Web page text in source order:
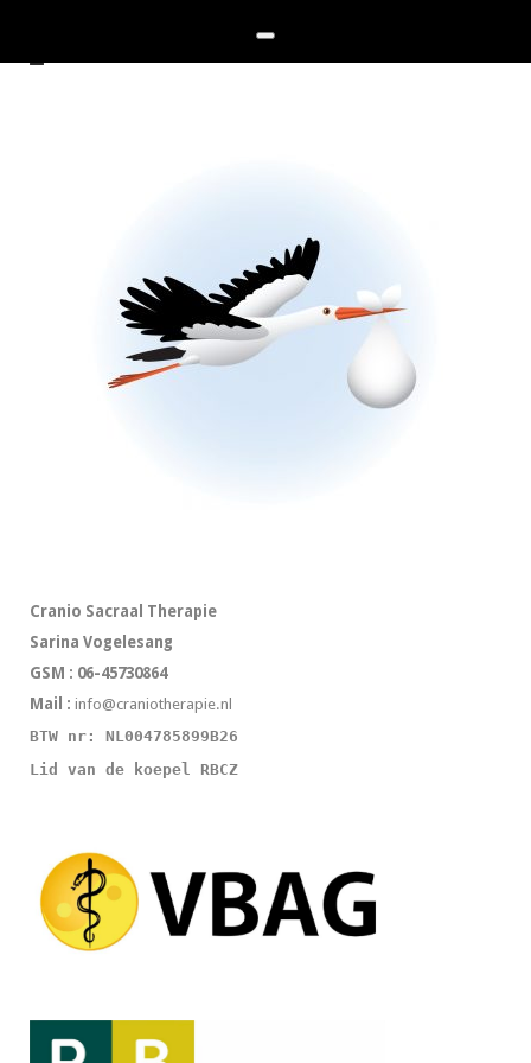
Cranio Sacraal Therapie
Sarina Vogelesang
GSM : 06-45730864
Mail : info@craniotherapie.nl
BTW nr: NL004785899B26
Lid van de koepel RBCZ